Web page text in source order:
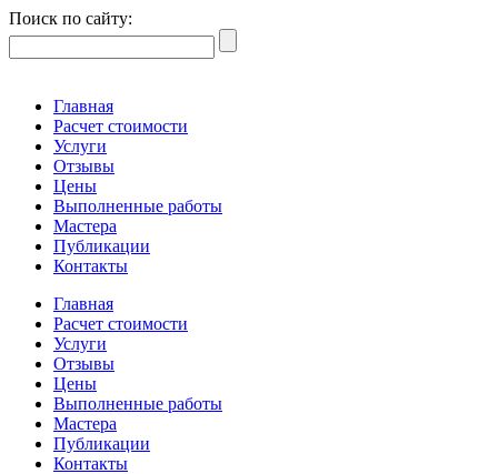
Поиск по сайту:
Главная
Расчет стоимости
Услуги
Отзывы
Цены
Выполненные работы
Мастера
Публикации
Контакты
Главная
Расчет стоимости
Услуги
Отзывы
Цены
Выполненные работы
Мастера
Публикации
Контакты